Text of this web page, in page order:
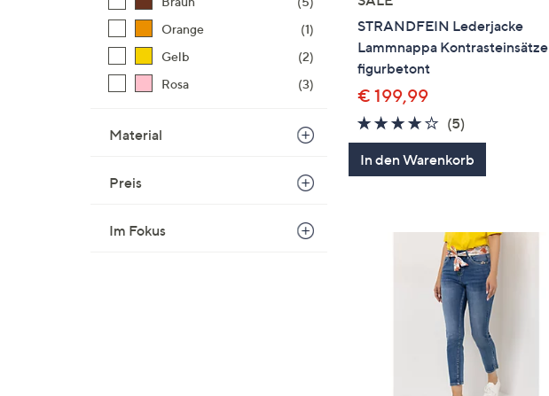
Orange
(1)
Gelb
(2)
Rosa
(3)
Material
Preis
Im Fokus
STRANDFEIN Lederjacke
Lammnappa Kontrasteinsätze
figurbetont
€ 199,99
4.2
von
5
(5)5
Bewertungen
In den Warenkorb